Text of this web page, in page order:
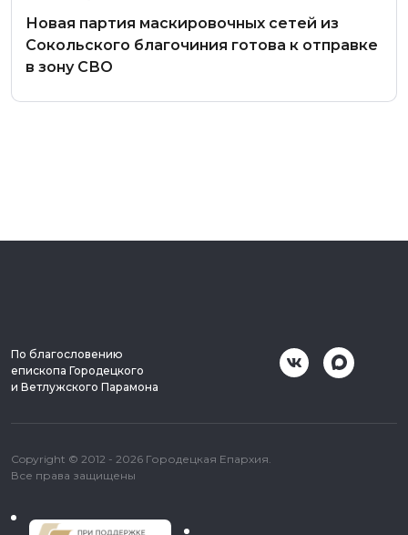
Новая партия маскировочных сетей из
Сокольского благочиния готова к отправке
в зону СВО
По благословению
епископа Городецкого
и Ветлужского Парамона
Copyright © 2012 - 2026 Городецкая Епархия.
Все права защищены